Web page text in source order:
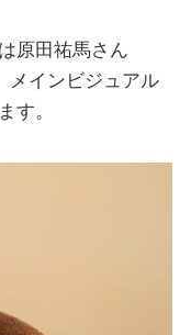
原田祐馬さん
メインビジュアル
す。